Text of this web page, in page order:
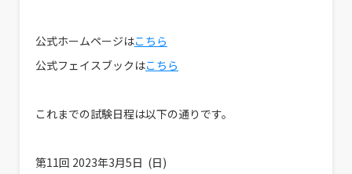
公式ホームページはこちら
公式フェイスブックはこちら
これまでの試験日程は以下の通りです。
第11回 2023年3月5日 (日)